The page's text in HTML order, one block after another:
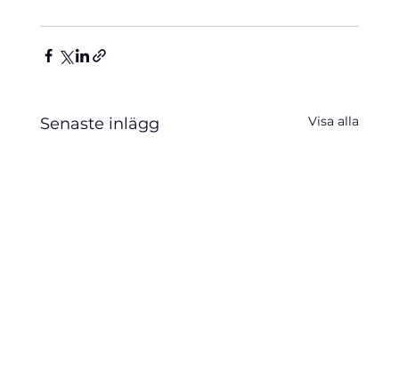
Senaste inlägg Visa alla